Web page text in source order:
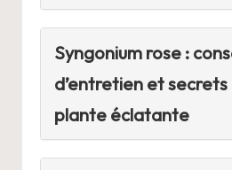
Syngonium rose :
d’entretien et secrets
plante éclatante